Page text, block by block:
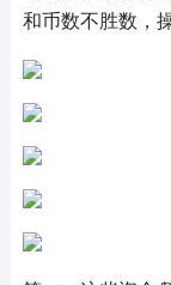
和币数不胜数，